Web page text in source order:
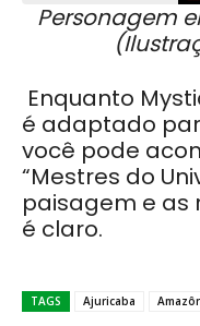
Personagem
Enquanto
é adaptado
você pode
“Mestres do
paisagem e as
é claro.
TAGS Ajuricaba